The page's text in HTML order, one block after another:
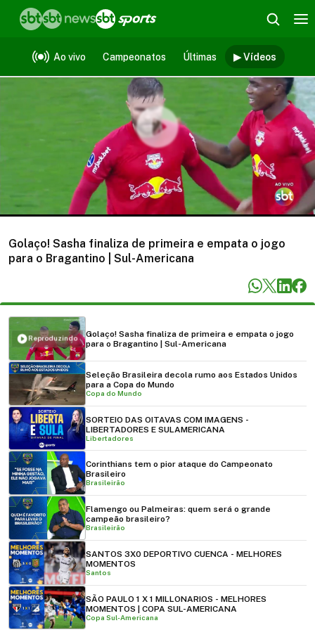
Ao vivo Campeonatos Últimas ▶ Vídeos
Vídeos
Golaço! Sasha finaliza de primeira e empata o jogo
para o Bragantino | Sul-Americana
Reproduzindo
Golaço! Sasha finaliza de primeira e empata o jogo
para o Bragantino | Sul-Americana
Seleção Brasileira decola rumo aos Estados Unidos
para a Copa do Mundo
Copa do Mundo
SORTEIO DAS OITAVAS COM IMAGENS -
LIBERTADORES E SULAMERICANA
Libertadores
Corinthians tem o pior ataque do Campeonato
Brasileiro
Brasileirão
Flamengo ou Palmeiras: quem será o grande
campeão brasileiro?
Brasileirão
SANTOS 3X0 DEPORTIVO CUENCA - MELHORES
MOMENTOS
Santos
SÃO PAULO 1 X 1 MILLONARIOS - MELHORES
MOMENTOS | COPA SUL-AMERICANA
Copa Sul-Americana